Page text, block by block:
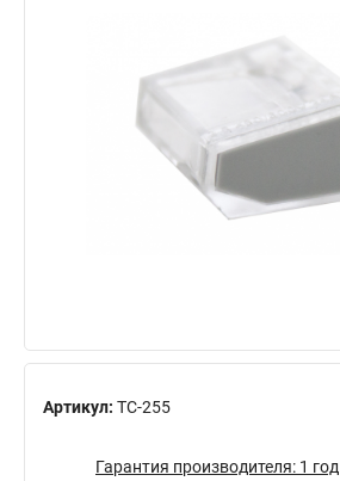
Артикул: TC-255
Гарантия производителя: 1 год